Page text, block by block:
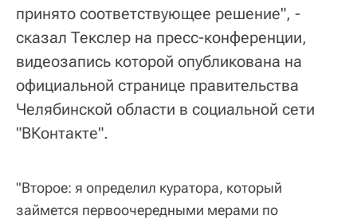
принято соответствующее решение", -
сказал Текслер на пресс-конференции,
видеозапись которой опубликована на
официальной странице правительства
Челябинской области в социальной сети
"ВКонтакте".
"Второе: я определил куратора, который
займется первоочередными мерами по